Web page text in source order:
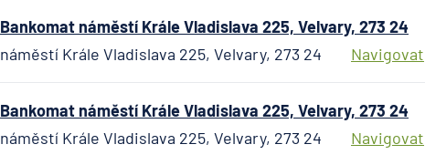
Bankomat náměstí Krále Vladislava 225, Velvary, 273 24
náměstí Krále Vladislava 225, Velvary, 273 24
Navigovat
Bankomat náměstí Krále Vladislava 225, Velvary, 273 24
náměstí Krále Vladislava 225, Velvary, 273 24
Navigovat